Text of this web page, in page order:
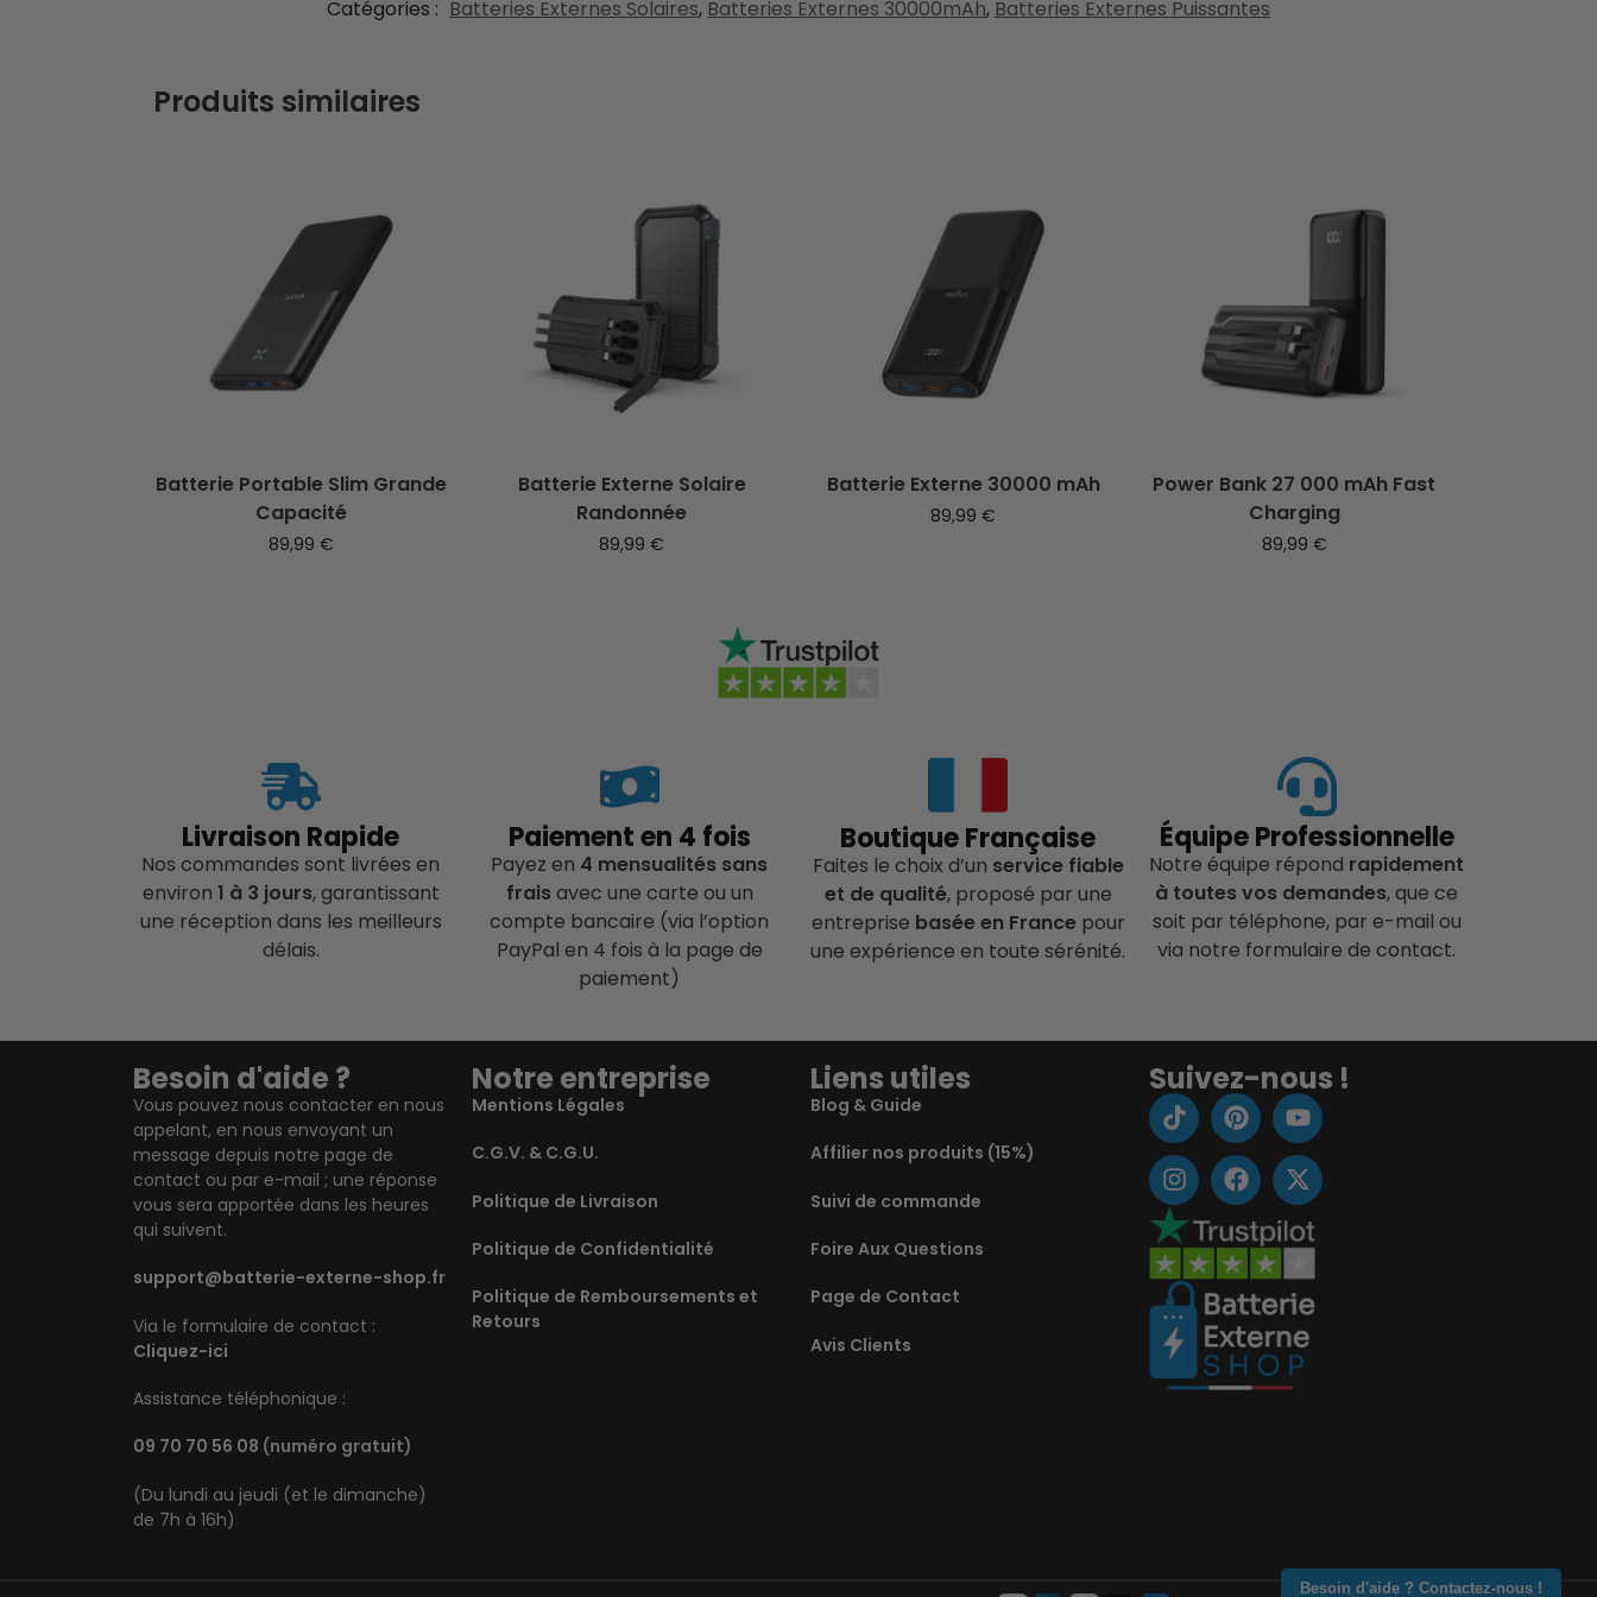
Besoin d'aide ? Contactez-nous !
Catégories : Batteries Externes Solaires, Batteries Externes 30000mAh, Batteries Externes Puissantes
Produits similaires
Batterie Portable Slim Grande
Capacité
89,99 €
Batterie Externe Solaire
Randonnée
89,99€
Batterie Externe 30000 mAh
89,99€
Power Bank 27 000 mAh Fast
Charging
89,99 €
Livraison Rapide
Nos commandes sont livrées en
environ 1 à 3 jours, garantissant
une réception dans les meilleurs
délais.
Paiement en 4 fois
Payez en 4 mensualités sans
frais avec une carte ou un
compte bancaire (via l’option
PayPal en 4 fois à la page de
paiement)
Boutique Française
Faites le choix d’un service fiable
et de qualité, proposé par une
entreprise basée en France pour
une expérience en toute sérénité.
Équipe Professionnelle
Notre équipe répond rapidement
à toutes vos demandes, que ce
soit par téléphone, par e-mail ou
via notre formulaire de contact.
Besoin d'aide ?
Vous pouvez nous contacter en nous
appelant, en nous envoyant un
message depuis notre page de
contact ou par e-mail ; une réponse
vous sera apportée dans les heures
qui suivent.
support@batterie-externe-shop.fr
Via le formulaire de contact :
Cliquez-ici
Assistance téléphonique :
09 70 70 56 08 (numéro gratuit)
(Du lundi au jeudi (et le dimanche)
de 7h à 16h)
Notre entreprise
Mentions Légales
C.G.V. & C.G.U.
Politique de Livraison
Politique de Confidentialité
Politique de Remboursements et
Retours
Liens utiles
Blog & Guide
Affilier nos produits (15%)
Suivi de commande
Foire Aux Questions
Page de Contact
Avis Clients
Suivez-nous !